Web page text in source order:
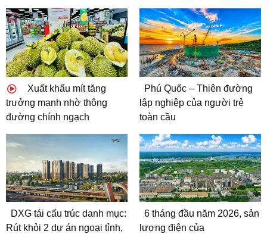
Xuất khẩu mít tăng
trưởng mạnh nhờ thông
đường chính ngạch
Phú Quốc – Thiên đường
lập nghiệp của người trẻ
toàn cầu
DXG tái cấu trúc danh mục:
Rút khỏi 2 dự án ngoại tỉnh,
6 tháng đầu năm 2026, sản
lượng điện của